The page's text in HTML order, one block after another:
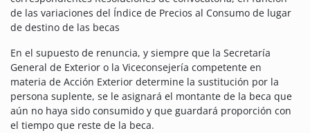
de las variaciones del Índice de Precios al Consumo de lugar
de destino de las becas
En el supuesto de renuncia, y siempre que la Secretaría
General de Exterior o la Viceconsejería competente en
materia de Acción Exterior determine la sustitución por la
persona suplente, se le asignará el montante de la beca que
aún no haya sido consumido y que guardará proporción con
el tiempo que reste de la beca.